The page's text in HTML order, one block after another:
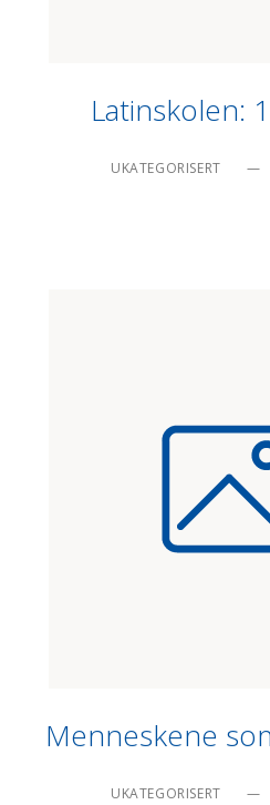
Latinskolen:
UKATEGORISERT —
Menneskene
UKATEGORISERT —